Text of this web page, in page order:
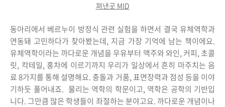
펴낸곳 MID
동아리에서 베르누이 방정식 관련 실험을 하면서 결국 유체역학과
연동돼 고민하다가 찾아봤는데, 지금 가장 기억에 남는 책이에요.
유체역학이라는 까다로운 개념을 우유부터 맥주와 와인, 커피, 초콜
릿, 칵테일, 홍차에 이르기까지 우리가 일상에서 흔히 마주치는 음
료 8가지를 통해 설명해요. 충돌과 거품, 표면장력과 점성 등을 이야
기하듯 풀어내죠. 물리는 역학의 학문이고, 역학은 공학의 기반입
니다. 그만큼 많은 학생들이 좌절하는 분야고요. 까다로운 개념이나